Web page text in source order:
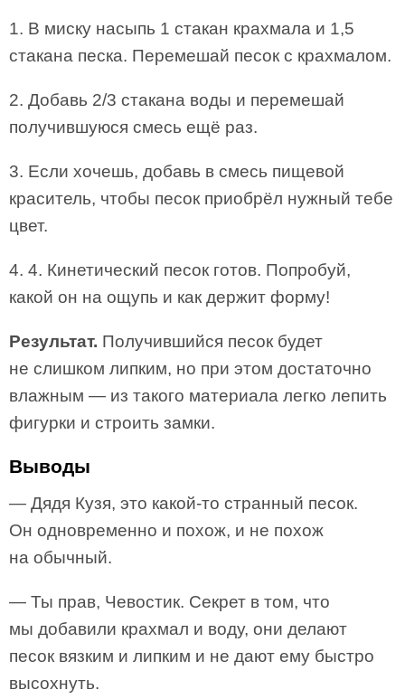
1. В миску насыпь 1 стакан крахмала и 1,5
стакана песка. Перемешай песок с крахмалом.
2. Добавь 2/3 стакана воды и перемешай
получившуюся смесь ещё раз.
3. Если хочешь, добавь в смесь пищевой
краситель, чтобы песок приобрёл нужный тебе
цвет.
4. 4. Кинетический песок готов. Попробуй,
какой он на ощупь и как держит форму!
Результат. Получившийся песок будет
не слишком липким, но при этом достаточно
влажным — из такого материала легко лепить
фигурки и строить замки.
Выводы
— Дядя Кузя, это какой-то странный песок.
Он одновременно и похож, и не похож
на обычный.
— Ты прав, Чевостик. Секрет в том, что
мы добавили крахмал и воду, они делают
песок вязким и липким и не дают ему быстро
высохнуть.